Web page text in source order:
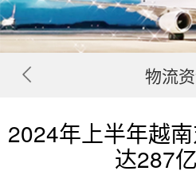
物流
2024年上半年越
达287